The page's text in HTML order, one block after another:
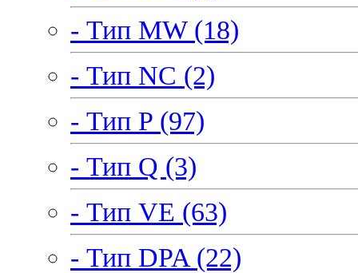
- Тип MW (18)
- Тип NC (2)
- Тип P (97)
- Тип Q (3)
- Тип VE (63)
- Тип DPA (22)